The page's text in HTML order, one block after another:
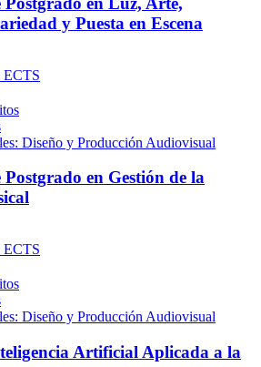
y Puesta en Escena
ECTS
Diseño y Producción Audiovisual
en Gestión de la
ECTS
Diseño y Producción Audiovisual
Artificial Aplicada a la